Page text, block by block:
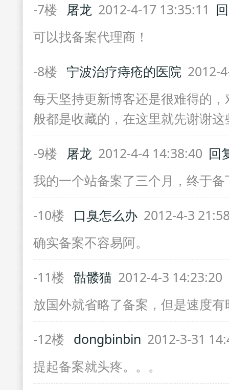
-7楼
屠龙 2012-4-17 13:35:11
可以找备案代理商！
-8楼 宁波治疗痔疮的医院 2012-
每天坚持更新博客还是很难得的
般都是收藏的，在这里就先谢谢
-9楼
屠龙 2012-4-4 14:38:40 回
我的一个站备案了三个月，终于
-10楼
口臭怎么办 2012-4-3
确实备案不容易阿。
-11楼 骷髅猫 2012-4-3 14:23:20
放国外就省略了备案，但是速度
-12楼 dongbinbin 2012-3-31
提起备案就头疼。。。